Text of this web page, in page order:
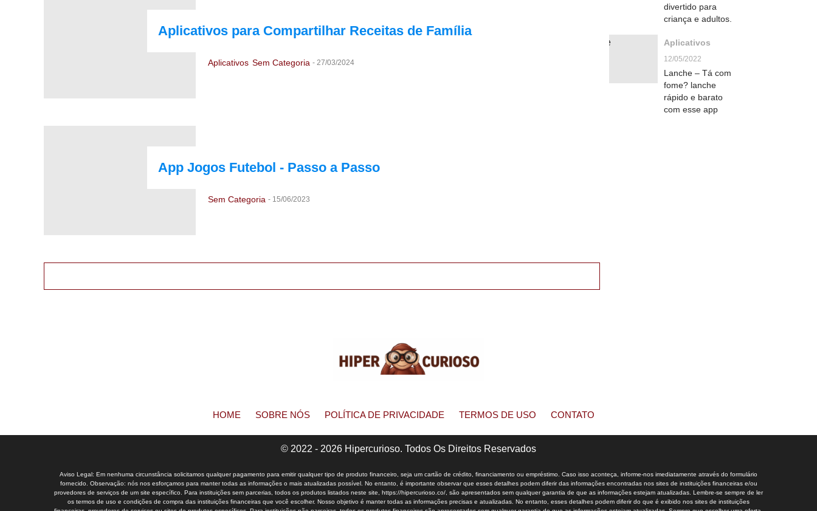
Aplicativos para Compartilhar Receitas de Família
Aplicativos Sem Categoria - 27/03/2024
App Jogos Futebol - Passo a Passo
Sem Categoria - 15/06/2023
divertido para
criança e adultos.
Aplicativos
12/05/2022
Lanche – Tá com
fome? lanche
rápido e barato
com esse app
HOME SOBRE NÓS POLÍTICA DE PRIVACIDADE TERMOS DE USO CONTATO
© 2022 - 2026 Hipercurioso. Todos Os Direitos Reservados
Aviso Legal: Em nenhuma circunstância solicitamos qualquer pagamento para emitir qualquer tipo de produto financeiro, seja um cartão de crédito, financiamento ou empréstimo. Caso isso aconteça, informe-nos imediatamente através do formulário
fornecido. Observação: nós nos esforçamos para manter todas as informações o mais atualizadas possível. No entanto, é importante observar que esses detalhes podem diferir das informações encontradas nos sites de instituições financeiras e/ou
provedores de serviços de um site específico. Para instituições sem parcerias, todos os produtos listados neste site, https://hipercurioso.co/, são apresentados sem qualquer garantia de que as informações estejam atualizadas. Lembre-se sempre de ler
os termos de uso e condições de compra das instituições financeiras que você escolher. Nosso objetivo é manter todas as informações precisas e atualizadas. No entanto, esses detalhes podem diferir do que é exibido nos sites de instituições